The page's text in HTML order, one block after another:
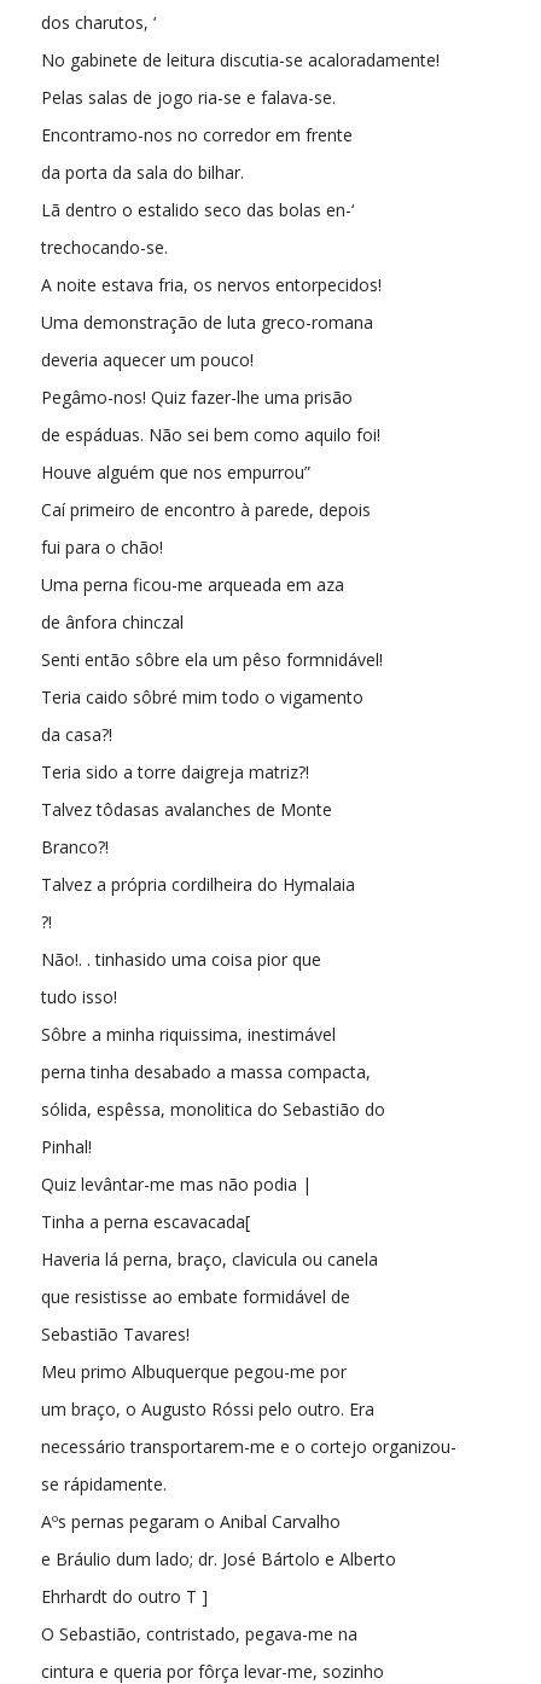
dos charutos, ‘
No gabinete de leitura discutia-se acaloradamente!
Pelas salas de jogo ria-se e falava-se.
Encontramo-nos no corredor em frente
da porta da sala do bilhar.
Lã dentro o estalido seco das bolas en-‘
trechocando-se.
A noite estava fria, os nervos entorpecidos!
Uma demonstração de luta greco-romana
deveria aquecer um pouco!
Pegâmo-nos! Quiz fazer-lhe uma prisão
de espáduas. Não sei bem como aquilo foi!
Houve alguém que nos empurrou”
Caí primeiro de encontro à parede, depois
fui para o chão!
Uma perna ficou-me arqueada em aza
de ânfora chinczal
Senti então sôbre ela um pêso formnidável!
Teria caido sôbré mim todo o vigamento
da casa?!
Teria sido a torre daigreja matriz?!
Talvez tôdasas avalanches de Monte
Branco?!
Talvez a própria cordilheira do Hymalaia
?!
Não!. . tinhasido uma coisa pior que
tudo isso!
Sôbre a minha riquissima, inestimável
perna tinha desabado a massa compacta,
sólida, espêssa, monolitica do Sebastião do
Pinhal!
Quiz levântar-me mas não podia |
Tinha a perna escavacada[
Haveria lá perna, braço, clavicula ou canela
que resistisse ao embate formidável de
Sebastião Tavares!
Meu primo Albuquerque pegou-me por
um braço, o Augusto Róssi pelo outro. Era
necessário transportarem-me e o cortejo organizou-
se rápidamente.
Aºs pernas pegaram o Anibal Carvalho
e Bráulio dum lado; dr. José Bártolo e Alberto
Ehrhardt do outro T ]
O Sebastião, contristado, pegava-me na
cintura e queria por fôrça levar-me, sozinho